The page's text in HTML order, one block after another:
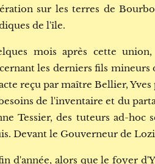
sur les terres de
de l'île.
mois après cette
les derniers fils mineurs
reçu par maître Bellier,
de l'inventaire et du
Tessier, des tuteurs ad-
Devant le Gouverneur de
d'année, alors que le foyer